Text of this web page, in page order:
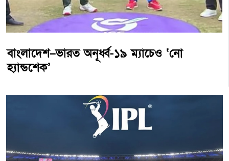
বাংলাদেশ–ভারত অনূর্ধ্ব-১৯ ম্যাচেও ‘নো
হ্যান্ডশেক’